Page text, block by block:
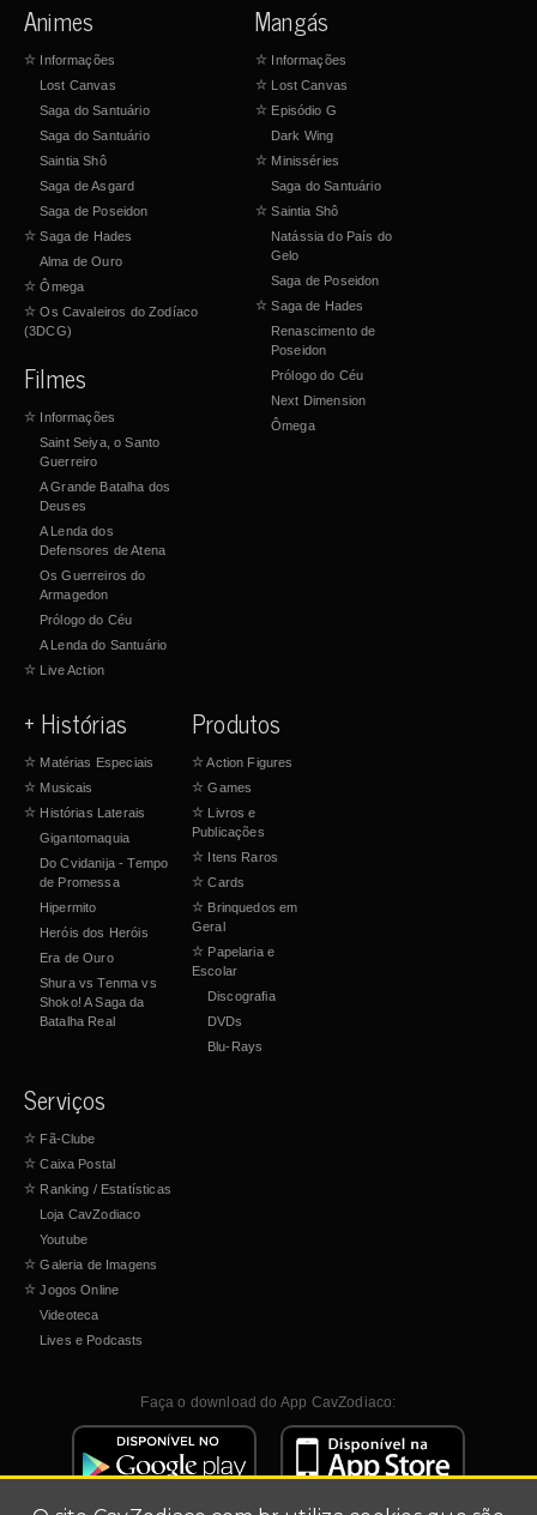
Animes
☆ Informações
Lost Canvas
Saga do Santuário
Saga do Santuário
Saintia Shô
Saga de Asgard
Saga de Poseidon
☆ Saga de Hades
Alma de Ouro
☆ Ômega
☆ Os Cavaleiros do Zodíaco
(3DCG)
Filmes
☆ Informações
Saint Seiya, o Santo
Guerreiro
A Grande Batalha dos
Deuses
A Lenda dos
Defensores de Atena
Os Guerreiros do
Armagedon
Prólogo do Céu
A Lenda do Santuário
☆ Live Action
Mangás
☆ Informações
☆ Lost Canvas
☆ Episódio G
Dark Wing
☆ Minisséries
Saga do Santuário
☆ Saintia Shô
Natássia do País do
Gelo
Saga de Poseidon
☆ Saga de Hades
Renascimento de
Poseidon
Prólogo do Céu
Next Dimension
Ômega
+ Histórias
☆ Matérias Especiais
☆ Musicais
☆ Histórias Laterais
Gigantomaquia
Do Cvidanija - Tempo
de Promessa
Hipermito
Heróis dos Heróis
Era de Ouro
Shura vs Tenma vs
Shoko! A Saga da
Batalha Real
Produtos
☆Action Figures
☆ Games
☆ Livros e
Publicações
☆ Itens Raros
☆ Cards
☆ Brinquedos em
Geral
☆ Papelaria e
Escolar
Discografia
DVDs
Blu-Rays
Serviços
☆ Fã-Clube
☆ Caixa Postal
☆ Ranking / Estatísticas
Loja CavZodiaco
Youtube
☆ Galeria de Imagens
☆ Jogos Online
Videoteca
Lives e Podcasts
Faça o download do App CavZodiaco: